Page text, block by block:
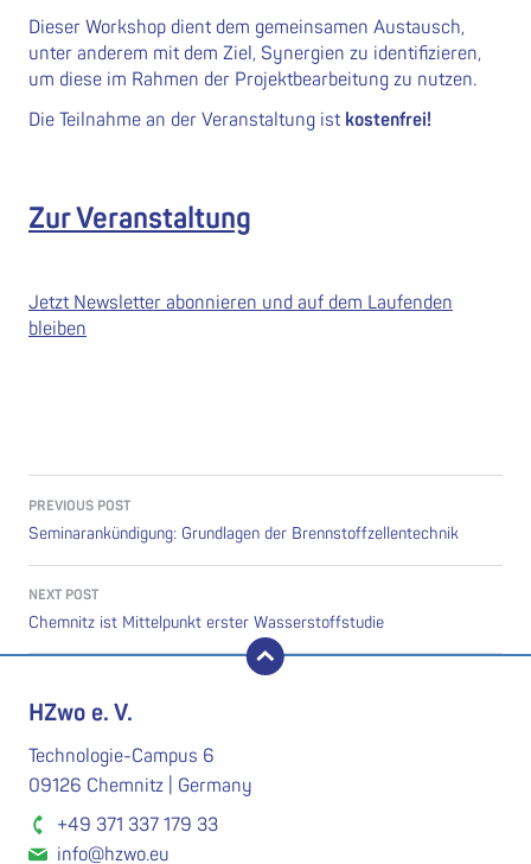
Dieser Workshop dient dem gemeinsamen Austausch,
unter anderem mit dem Ziel, Synergien zu identifizieren,
um diese im Rahmen der Projektbearbeitung zu nutzen.
Die Teilnahme an der Veranstaltung ist kostenfrei!
Zur Veranstaltung
Jetzt Newsletter abonnieren und auf dem Laufenden
bleiben
PREVIOUS POST
Seminarankündigung: Grundlagen der Brennstoffzellentechnik
NEXT POST
Chemnitz ist Mittelpunkt erster Wasserstoffstudie
back to top
HZwo e. V.
Technologie-Campus 6
09126 Chemnitz | Germany
+49 371 337 179 33
info@hzwo.eu